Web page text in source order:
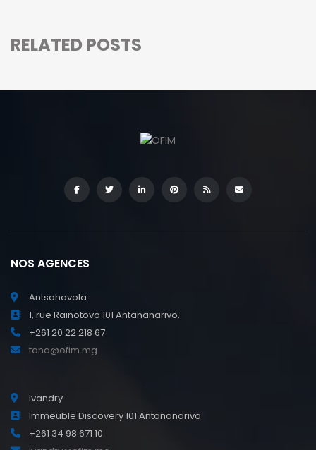
RELATED POSTS
NOS AGENCES
Antsahavola
1, rue Rainotovo 101 Antananarivo.
+261 20 22 218 67
tana@ofim.mg
Ivandry
Immeuble Discovery 101 Antananarivo.
+261 34 98 671 10